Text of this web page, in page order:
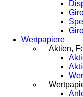
Wertpapiere
Aktien,